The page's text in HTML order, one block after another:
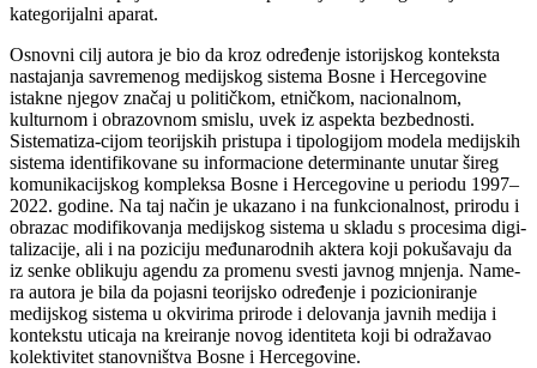
kategorijalni aparat.
Osnovni cilј autora je bio da kroz određenje istorijskog konteksta
nastajanja savremenog medijskog sistema Bosne i Hercegovine
istakne njegov značaj u političkom, etničkom, nacionalnom,
kulturnom i obrazovnom smislu, uvek iz aspekta bezbednosti.
Sistematiza-cijom teorijskih pristupa i tipologijom modela medijskih
sistema identifikovane su informacione determinante unutar šireg
komunikacijskog kompleksa Bosne i Hercegovine u periodu 1997‒
2022. godine. Na taj način je ukazano i na funkcionalnost, prirodu i
obrazac modifikovanja medijskog sistema u skladu s procesima digi-
talizacije, ali i na poziciju međunarodnih aktera koji pokušavaju da
iz senke oblikuju agendu za promenu svesti javnog mnjenja. Name-
ra autora je bila da pojasni teorijsko određenje i pozicioniranje
medijskog sistema u okvirima prirode i delovanja javnih medija i
kontekstu uticaja na kreiranje novog identiteta koji bi odražavao
kolektivitet stanovništva Bosne i Hercegovine.